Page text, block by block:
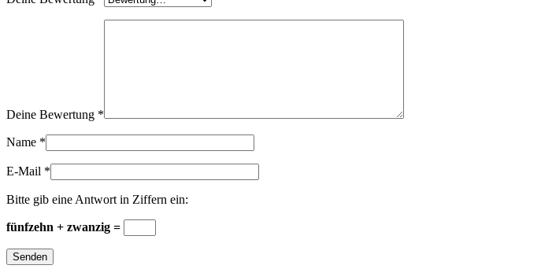
Deine Bewertung *
Name *
E-Mail *
Bitte gib eine Antwort in Ziffern ein:
fünfzehn + zwanzig =